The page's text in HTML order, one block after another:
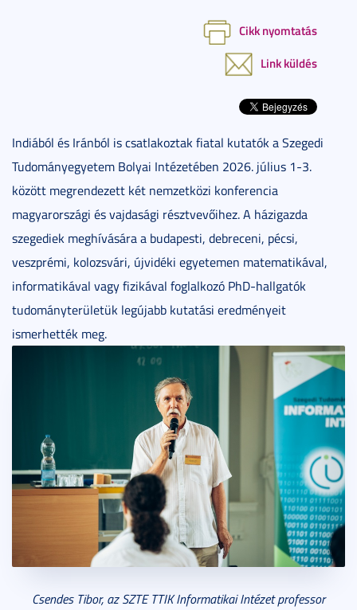
Cikk nyomtatás
Link küldés
Indiából és Iránból is csatlakoztak fiatal kutatók a Szegedi
Tudományegyetem Bolyai Intézetében 2026. július 1-3.
között megrendezett két nemzetközi konferencia
magyarországi és vajdasági résztvevőihez. A házigazda
szegediek meghívására a budapesti, debreceni, pécsi,
veszprémi, kolozsvári, újvidéki egyetemen matematikával,
informatikával vagy fizikával foglalkozó PhD-hallgatók
tudományterületük legújabb kutatási eredményeit
ismerhették meg.
Csendes Tibor, az SZTE TTIK Informatikai Intézet professor